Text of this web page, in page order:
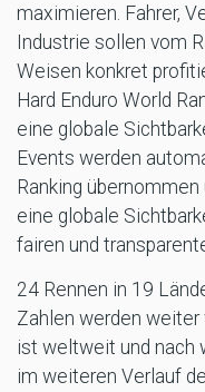
maximieren. Fahrer,
Industrie sollen vom
Weisen konkret
Hard Enduro World
eine globale
Events werden
Ranking
eine globale
fairen und
24 Rennen in 19
Zahlen werden weiter
ist weltweit und nach
im weiteren Verlauf